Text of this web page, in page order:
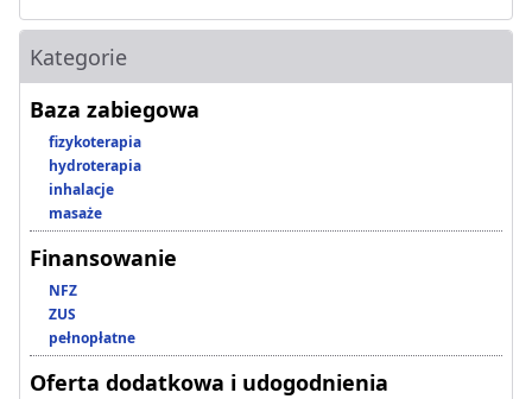
Kategorie
Baza zabiegowa
fizykoterapia
hydroterapia
inhalacje
masaże
Finansowanie
NFZ
ZUS
pełnopłatne
Oferta dodatkowa i udogodnienia